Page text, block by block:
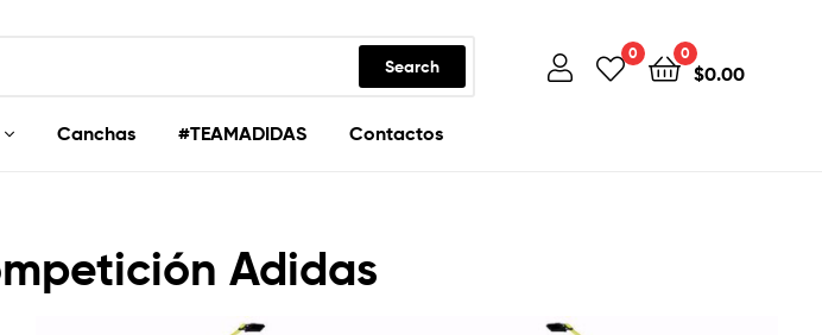
Search
0 0
$0.00
Canchas #TEAMADIDAS Contactos
Adidas